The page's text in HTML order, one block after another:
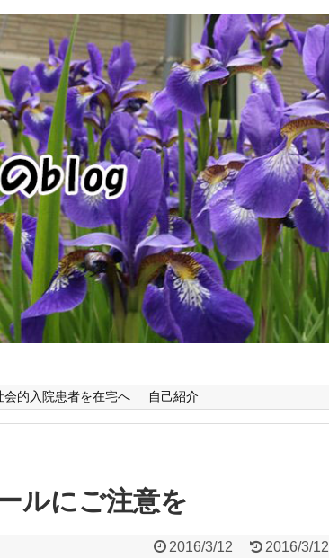
会的入院患者を在宅へ 自己紹介
ルにご注意を
2016/3/12 2016/3/12